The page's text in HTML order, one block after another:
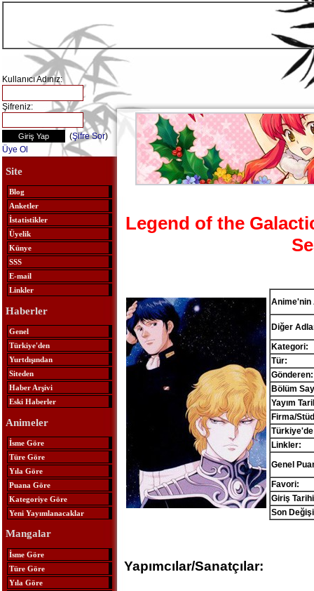
Kullanıcı Adınız:
Şifreniz:
(Şifre Sor)
Üye Ol
Site
Blog
Anketler
İstatistikler
Üyelik
Künye
SSS
E-mail
Linkler
Haberler
Genel
Türkiye'den
Yurtdışından
Siteden
Haber Arşivi
Eski Haberler
Animeler
İsme Göre
Türe Göre
Yıla Göre
Puana Göre
Kategoriye Göre
Yeni Yayımlanacaklar
Mangalar
İsme Göre
Türe Göre
Yıla Göre
Legend of the
Anime'nin
Diğer
Kategori:
Tür:
Gönderen:
Bölüm
Yayım
Firma/
Linkler:
Genel
Favori:
Giriş
Son
Yapımcılar/Sanatçılar: